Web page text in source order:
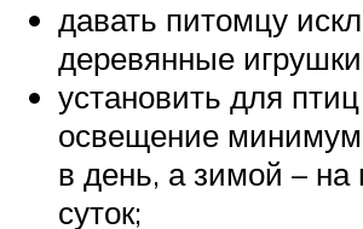
давать питомцу
деревянные
установить для
освещение
в день, а зимой – на
суток;